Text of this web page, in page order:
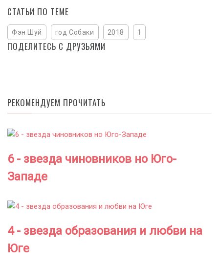
СТАТЬИ ПО ТЕМЕ
Фэн Шуй год Собаки 2018 1
ПОДЕЛИТЕСЬ С ДРУЗЬЯМИ
РЕКОМЕНДУЕМ ПРОЧИТАТЬ
6 - звезда чиновников но Юго-
Западе
4 - звезда образования и любви на
Юге